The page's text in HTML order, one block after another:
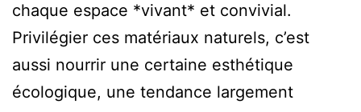
chaque espace *vivant* et convivial.
Privilégier ces matériaux naturels, c’est
aussi nourrir une certaine esthétique
écologique, une tendance largement